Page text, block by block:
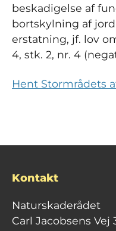
beskadigelse af
bortskylning af
erstatning, jf. lov
4, stk. 2, nr. 4
Hent Stormrådets
Kontakt
Naturskaderådet
Carl Jacobsens Vej